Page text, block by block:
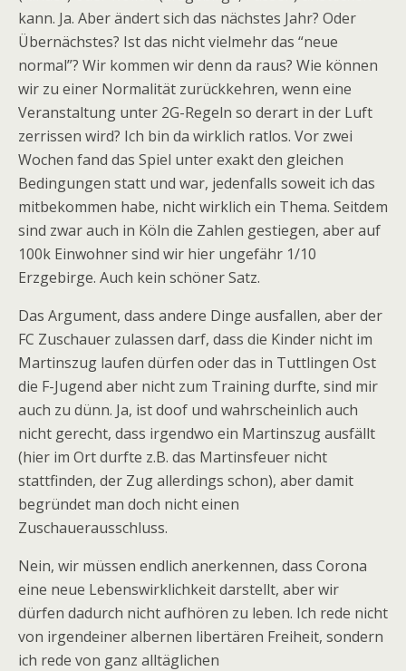
kann. Ja. Aber ändert sich das nächstes Jahr? Oder
Übernächstes? Ist das nicht vielmehr das “neue
normal”? Wir kommen wir denn da raus? Wie können
wir zu einer Normalität zurückkehren, wenn eine
Veranstaltung unter 2G-Regeln so derart in der Luft
zerrissen wird? Ich bin da wirklich ratlos. Vor zwei
Wochen fand das Spiel unter exakt den gleichen
Bedingungen statt und war, jedenfalls soweit ich das
mitbekommen habe, nicht wirklich ein Thema. Seitdem
sind zwar auch in Köln die Zahlen gestiegen, aber auf
100k Einwohner sind wir hier ungefähr 1/10
Erzgebirge. Auch kein schöner Satz.
Das Argument, dass andere Dinge ausfallen, aber der
FC Zuschauer zulassen darf, dass die Kinder nicht im
Martinszug laufen dürfen oder das in Tuttlingen Ost
die F-Jugend aber nicht zum Training durfte, sind mir
auch zu dünn. Ja, ist doof und wahrscheinlich auch
nicht gerecht, dass irgendwo ein Martinszug ausfällt
(hier im Ort durfte z.B. das Martinsfeuer nicht
stattfinden, der Zug allerdings schon), aber damit
begründet man doch nicht einen
Zuschauerausschluss.
Nein, wir müssen endlich anerkennen, dass Corona
eine neue Lebenswirklichkeit darstellt, aber wir
dürfen dadurch nicht aufhören zu leben. Ich rede nicht
von irgendeiner albernen libertären Freiheit, sondern
ich rede von ganz alltäglichen